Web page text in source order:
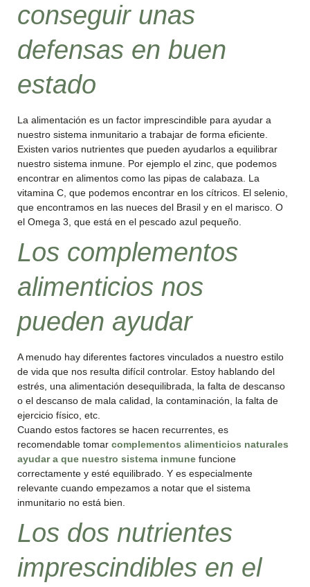
conseguir unas
defensas en buen
estado
La alimentación es un factor imprescindible para ayudar a
nuestro sistema inmunitario a trabajar de forma eficiente.
Existen varios nutrientes que pueden ayudarlos a equilibrar
nuestro sistema inmune. Por ejemplo el zinc, que podemos
encontrar en alimentos como las pipas de calabaza. La
vitamina C, que podemos encontrar en los cítricos. El selenio,
que encontramos en las nueces del Brasil y en el marisco. O
el Omega 3, que está en el pescado azul pequeño.
Los complementos
alimenticios nos
pueden ayudar
A menudo hay diferentes factores vinculados a nuestro estilo
de vida que nos resulta difícil controlar. Estoy hablando del
estrés, una alimentación desequilibrada, la falta de descanso
o el descanso de mala calidad, la contaminación, la falta de
ejercicio físico, etc.
Cuando estos factores se hacen recurrentes, es
recomendable tomar complementos alimenticios naturales
ayudar a que nuestro sistema inmune funcione
correctamente y esté equilibrado. Y es especialmente
relevante cuando empezamos a notar que el sistema
inmunitario no está bien.
Los dos nutrientes
imprescindibles en el